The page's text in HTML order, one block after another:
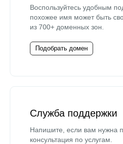
Воспользуйтесь удобным
похожее имя может быть
из 700+ доменных зон.
Подобрать домен
Служба поддержки
Напишите, если вам нужна
консультация по услугам.